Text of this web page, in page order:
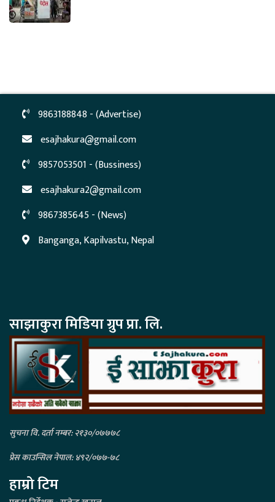
9863188848 - (Advertise)
esajhakura@gmail.com
9857053501 - (Bussiness)
esajhakura2@gmail.com
9867385645 - (News)
Banganga, Kapilvastu, Nepal
साझाकुरा मिडिया ग्रुप प्रा. लि.
सुचना वि. दर्ता नम्बर: २१३०/०७७७८
प्रेस काउन्सिल नेपाल: ४९२/०७७-७८
हाम्रो टिम